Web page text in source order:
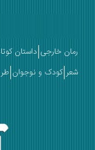
خارجی داستان کوتاه تاریخ
کودک و نوجوان طرح جلد